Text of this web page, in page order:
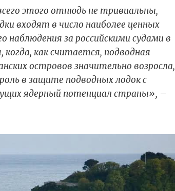
этого отнюдь не тривиальны,
входят в число наиболее ценных
за российскими судами в
как считается, подводная
островов значительно возросла,
в защите подводных лодок с
ядерный потенциал страны», –